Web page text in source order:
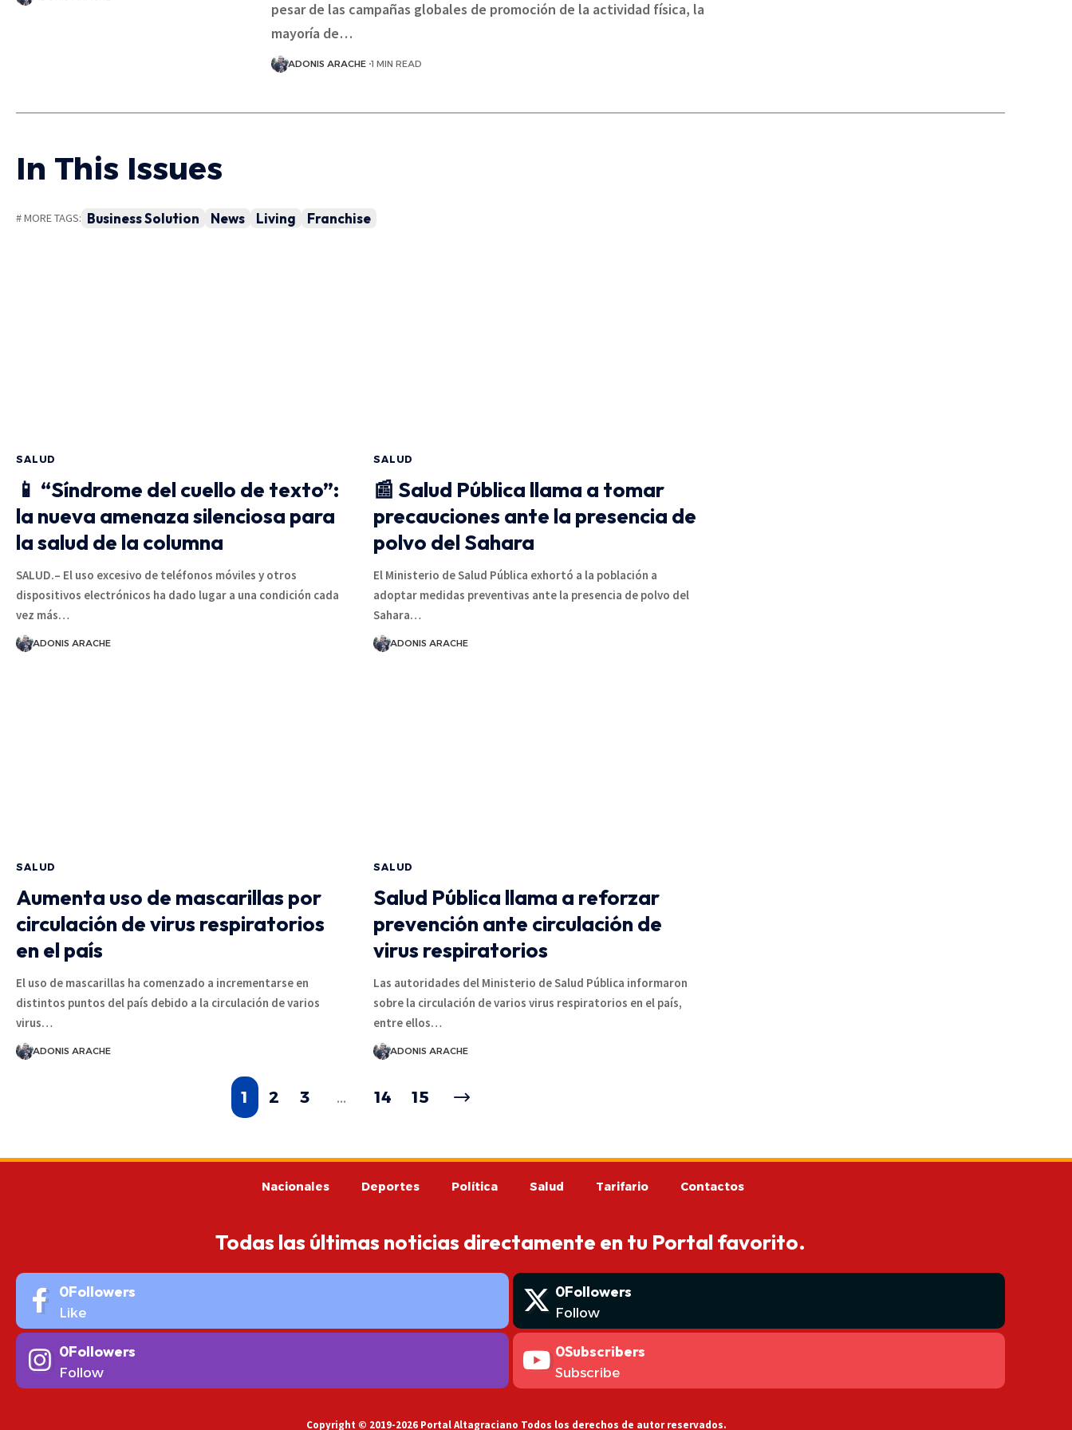
pesar de las campañas globales de promoción de la actividad física, la
mayoría de…
ADONIS ARACHE 1 MIN READ
In This Issues
# MORE TAGS: Business Solution News Living Franchise
SALUD
📱 “Síndrome del cuello de texto”:
la nueva amenaza silenciosa para
la salud de la columna
SALUD.– El uso excesivo de teléfonos móviles y otros
dispositivos electrónicos ha dado lugar a una condición cada
vez más…
ADONIS ARACHE
SALUD
📰 Salud Pública llama a tomar
precauciones ante la presencia de
polvo del Sahara
El Ministerio de Salud Pública exhortó a la población a
adoptar medidas preventivas ante la presencia de polvo del
Sahara…
ADONIS ARACHE
SALUD
Aumenta uso de mascarillas por
circulación de virus respiratorios
en el país
El uso de mascarillas ha comenzado a incrementarse en
distintos puntos del país debido a la circulación de varios
virus…
ADONIS ARACHE
SALUD
Salud Pública llama a reforzar
prevención ante circulación de
virus respiratorios
Las autoridades del Ministerio de Salud Pública informaron
sobre la circulación de varios virus respiratorios en el país,
entre ellos…
ADONIS ARACHE
1 2 3 … 14 15
Nacionales Deportes Política Salud Tarifario Contactos
Todas las últimas noticias directamente en tu Portal favorito.
0Followers
Like
0Followers
Follow
0Followers
Follow
0Subscribers
Subscribe
Copyright © 2019-2026 Portal Altagraciano Todos los derechos de autor reservados.